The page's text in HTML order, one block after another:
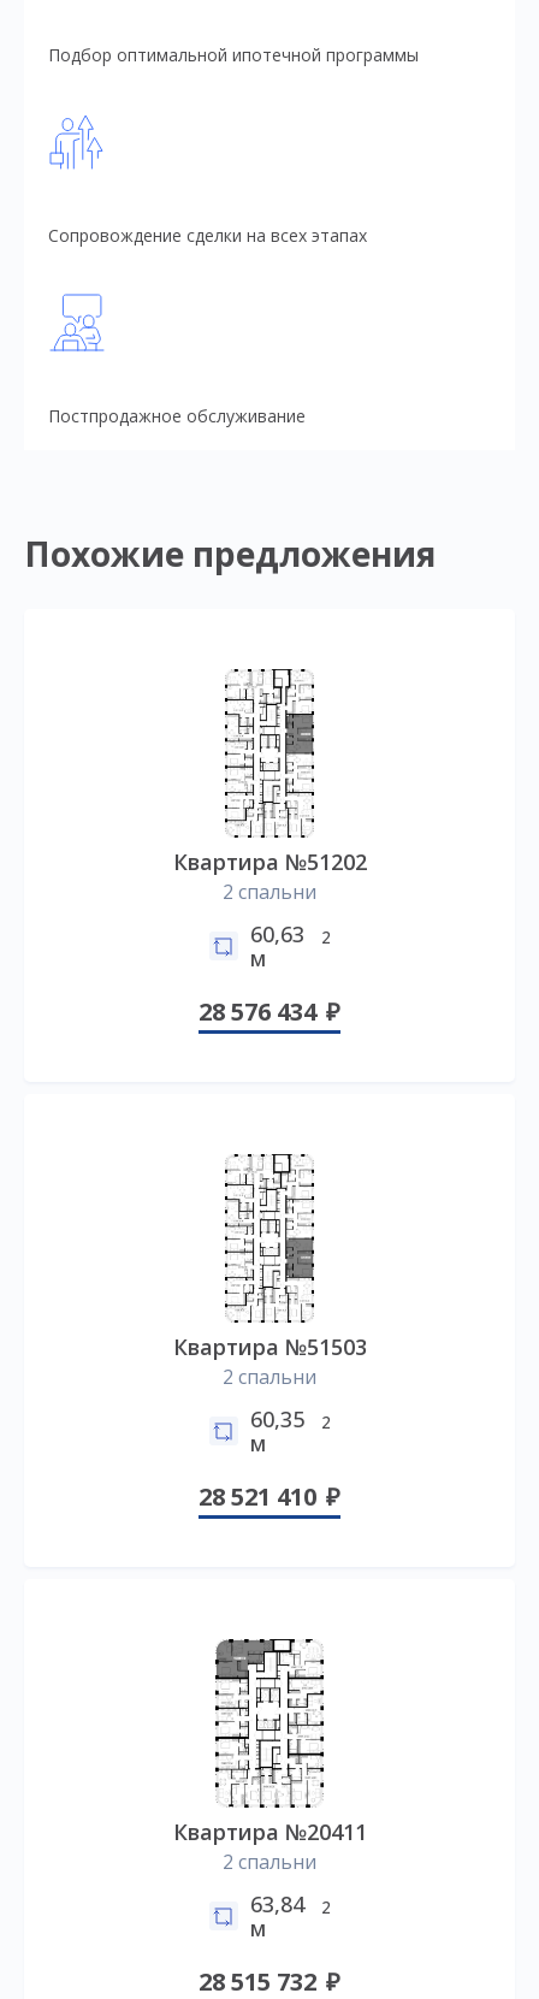
Подбор оптимальной ипотечной программы
Сопровождение сделки на всех этапах
Постпродажное обслуживание
Похожие предложения
Квартира №51202
2 спальни
60,63
м
2
28 576 434
Квартира №51503
2 спальни
60,35
м
2
28 521 410
Квартира №20411
2 спальни
63,84
м
2
28 515 732